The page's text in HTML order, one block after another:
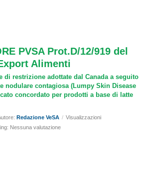
PVSA Prot.D/12/919 del
Alimenti
di restrizione adottate dal Canada a seguito
nodulare contagiosa (Lumpy Skin Disease
concordato per prodotti a base di latte
Redazione VeSA / Visualizzazioni
Nessuna valutazione